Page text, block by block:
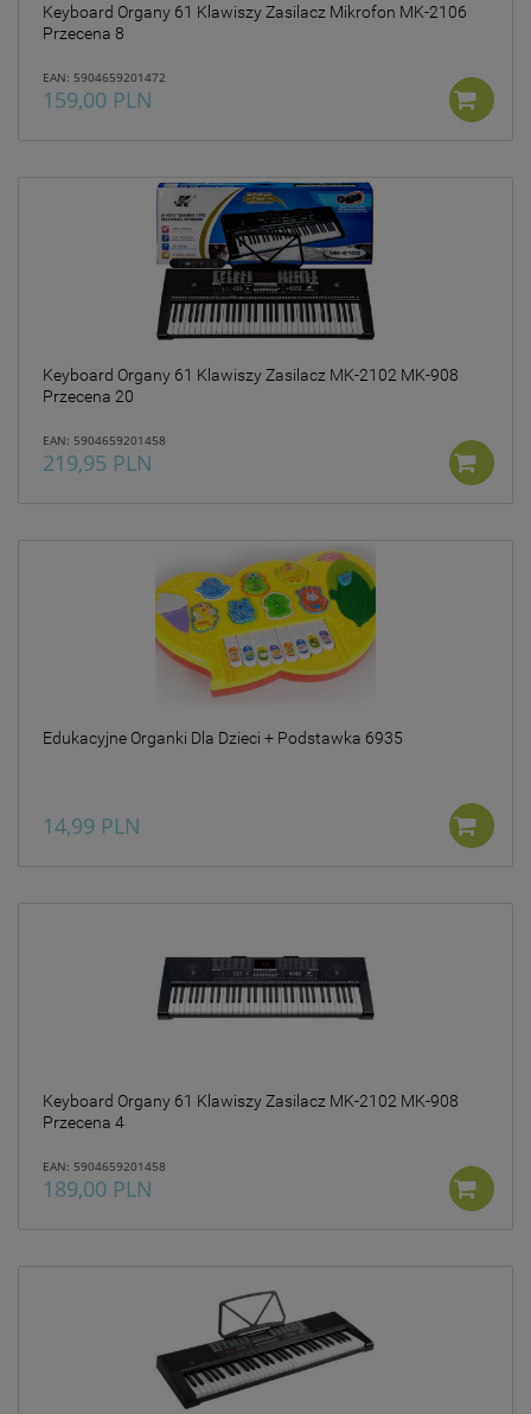
Keyboard Organy 61 Klawiszy Zasilacz Mikrofon MK-2106
Przecena 8
EAN: 5904659201472
159,00 PLN
Keyboard Organy 61 Klawiszy Zasilacz MK-2102 MK-908
Przecena 20
EAN: 5904659201458
219,95 PLN
Edukacyjne Organki Dla Dzieci + Podstawka 6935
14,99 PLN
Keyboard Organy 61 Klawiszy Zasilacz MK-2102 MK-908
Przecena 4
EAN: 5904659201458
189,00 PLN